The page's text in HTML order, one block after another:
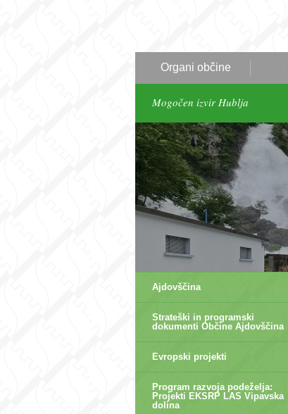
Organi občine
Mogočen izvir Hublja
Ajdovščina
Strateški in programski
dokumenti Občine Ajdovščina
Evropski projekti
Program razvoja podeželja:
Projekti EKSRP LAS Vipavska
dolina